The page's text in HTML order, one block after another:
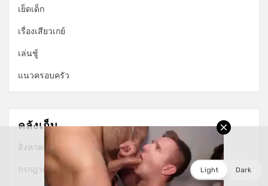
เย็ดเด็ก
เรื่องเสียวเกย์
เล่นชู้
แนวครอบครัว
คลังเก็บ
สิงหาคม 2026
กรกฎาคม 2026 Light Dark